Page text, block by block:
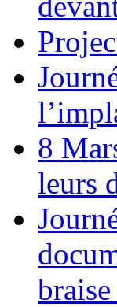
8
leurs
braise